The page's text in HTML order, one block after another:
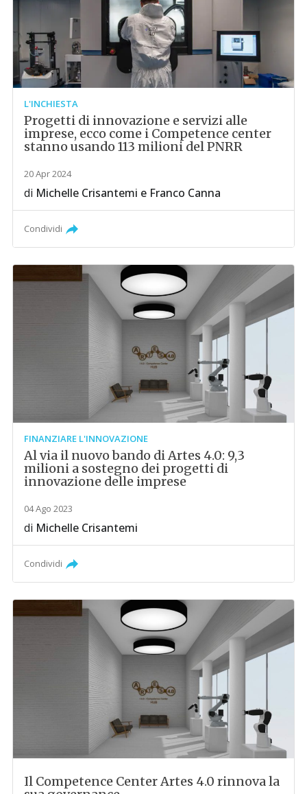
L'INCHIESTA
Progetti di innovazione e servizi alle
imprese, ecco come i Competence center
stanno usando 113 milioni del PNRR
20 Apr 2024
di Michelle Crisantemi e Franco Canna
Condividi
FINANZIARE L'INNOVAZIONE
Al via il nuovo bando di Artes 4.0: 9,3
milioni a sostegno dei progetti di
innovazione delle imprese
04 Ago 2023
di Michelle Crisantemi
Condividi
Il Competence Center Artes 4.0 rinnova la